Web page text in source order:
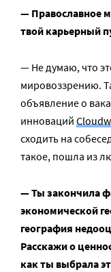
— Православное
твой карьерный
— Не думаю, что
мировоззрению.
объявление о
инноваций
сходить на
такое, пошла из
— Ты закончила
экономической
география
Расскажи о
как ты выбрала